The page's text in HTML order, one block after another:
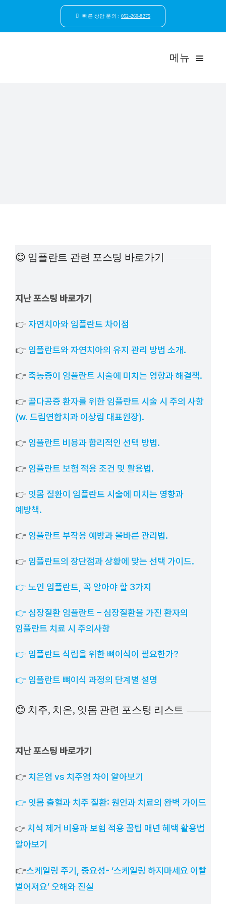
빠른 상담 문의 :052-260-8275
메뉴
😊 임플란트 관련 포스팅 바로가기
지난 포스팅 바로가기
👉자연치아와 임플란트 차이점
👉 임플란트와 자연치아의 유지 관리 방법 소개.
👉축농증이 임플란트 시술에 미치는 영향과 해결책.
👉골다공증 환자를 위한 임플란트 시술 시 주의 사항
(w. 드림연합치과 이상림 대표원장).
👉 임플란트 비용과 합리적인 선택 방법.
👉 임플란트 보험 적용 조건 및 활용법.
👉 잇몸 질환이 임플란트 시술에 미치는 영향과
예방책.
👉 임플란트 부작용 예방과 올바른 관리법.
👉 임플란트의 장단점과 상황에 맞는 선택 가이드.
👉 노인 임플란트, 꼭 알아야 할 3가지
👉 심장질환 임플란트 – 심장질환을 가진 환자의
임플란트 치료 시 주의사항
👉 임플란트 식립을 위한 뼈이식이 필요한가?
👉 임플란트 뼈이식 과정의 단계별 설명
😊 치주, 치은, 잇몸 관련 포스팅 리스트
지난 포스팅 바로가기
👉 치은염 vs 치주염 차이 알아보기
👉 잇몸 출혈과 치주 질환: 원인과 치료의 완벽 가이드
👉 치석 제거 비용과 보험 적용 꿀팁 매년 혜택 활용법
알아보기
👉스케일링 주기, 중요성- ‘스케일링 하지마세요 이빨
벌어져요’ 오해와 진실